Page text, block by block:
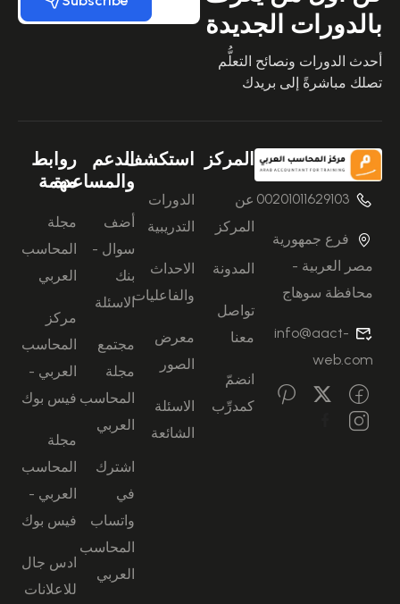
بالدورات الجديدة
أحدث الدورات ونصائح التعلُّم
تصلك مباشرةً إلى بريدك
00201011629103
فرع جمهورية
مصر العربية -
محافظة سوهاج
info@aact-
web.com
المركز
عن
المركز
المدونة
تواصل
معنا
انضمّ
كمدرِّب
استكشف
الدورات
التدريبية
الاحداث
والفاعليات
معرض
الصور
الاسئلة
الشائعة
الدعم
والمساعدة
أضف
سوال -
بنك
الاسئلة
مجتمع
مجلة
المحاسب
العربي
اشترك
في
واتساب
المحاسب
العربي
روابط
مهمة
مجلة
المحاسب
العربي
مركز
المحاسب
العربي -
فيس بوك
مجلة
المحاسب
العربي -
فيس بوك
ادس جال
للاعلانات